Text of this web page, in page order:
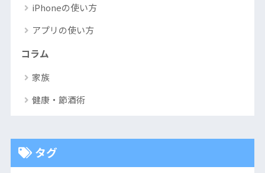
iPhoneの使い方
アプリの使い方
コラム
家族
健康・節酒術
タグ